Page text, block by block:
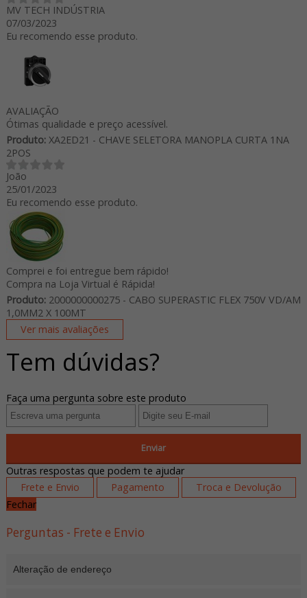
MV TECH INDÚSTRIA
07/03/2023
Eu recomendo esse produto.
AVALIAÇÃO
Ótimas qualidade e preço acessível.
Produto:XA2ED21 - CHAVE SELETORA MANOPLA CURTA 1NA
2POS
João
25/01/2023
Eu recomendo esse produto.
Comprei e foi entregue bem rápido!
Compra na Loja Virtual é Rápida!
Produto:2000000000275 - CABO SUPERASTIC FLEX 750V VD/AM
1,0MM2 X 100MT
Ver mais avaliações
Tem dúvidas?
Faça uma pergunta sobre este produto
Enviar
Outras respostas que podem te ajudar
Frete e Envio
Pagamento
Troca e Devolução
Fechar
Perguntas - Frete e Envio
Alteração de endereço